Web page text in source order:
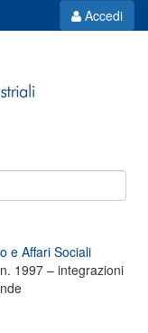
Accedi
e Affari Sociali
1997 – integrazioni